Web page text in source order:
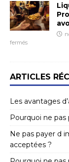
fermés
ARTICLES
Les avantages
Pourquoi ne
Ne pas payer d
acceptées ?